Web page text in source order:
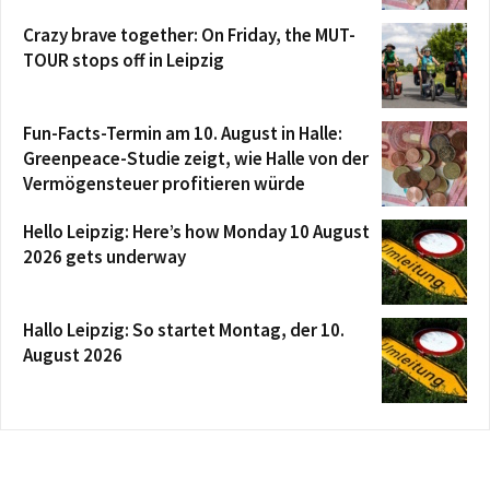
Crazy brave together: On Friday, the MUT-
TOUR stops off in Leipzig
Fun-Facts-Termin am 10. August in Halle:
Greenpeace-Studie zeigt, wie Halle von der
Vermögensteuer profitieren würde
Hello Leipzig: Here’s how Monday 10 August
2026 gets underway
Hallo Leipzig: So startet Montag, der 10.
August 2026